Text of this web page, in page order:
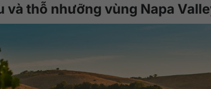
và thỗ nhưỡng vùng Napa